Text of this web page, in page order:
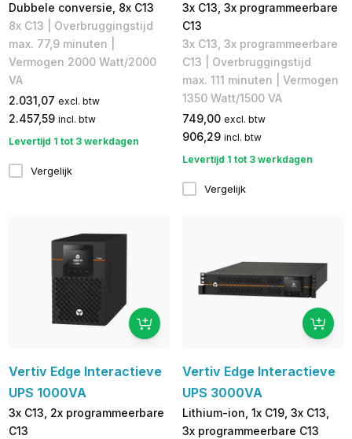
Dubbele conversie, 8x C13
8x C13 | Overbruggingstijd
max. 77,9 minuten |
Vermogen 2000 Watt/2000
VA
2.031,07 excl. btw
2.457,59 incl. btw
Levertijd 1 tot 3 werkdagen
Vergelijk
3x C13, 3x programmeerbare
C13
3x C13, 3x programmeerbare
C13 | Overbruggingstijd
max. 111 minuten | Vermogen
1350 Watt/1500 VA
749,00 excl. btw
906,29 incl. btw
Levertijd 1 tot 3 werkdagen
Vergelijk
Vertiv Edge Interactieve
UPS 1000VA
3x C13, 2x programmeerbare
C13
Vertiv Edge Interactieve
UPS 3000VA
Lithium-ion, 1x C19, 3x C13,
3x programmeerbare C13